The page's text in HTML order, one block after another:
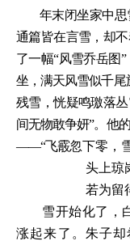
年末闭坐家中思
通篇皆在言雪，却
了一幅“风雪乔岳图
坐，满天风雪似千尾
残雪，恍疑鸣璬落
间无物敢争妍”。他
——“飞霰忽下零，
头上琼
若为留
雪开始化了，
涨起来了。朱子